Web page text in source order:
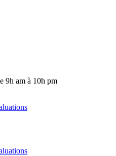
9h am à 10h pm